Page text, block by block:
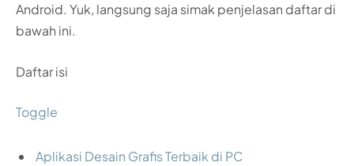
Android. Yuk, langsung saja simak penjelasan daftar di
bawah ini.
Daftar isi
Toggle
Aplikasi Desain Grafis Terbaik di PC